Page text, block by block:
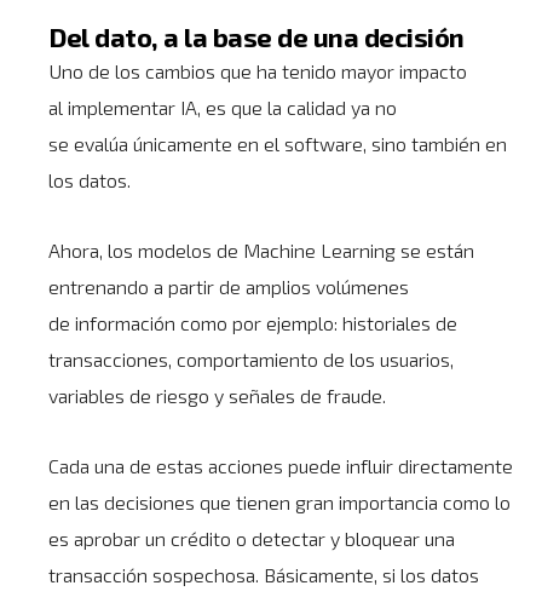
Del dato, a la base de una decisión
Uno de los cambios que ha tenido mayor impacto
al implementar IA, es que la calidad ya no
se evalúa únicamente en el software, sino también en
los datos.
Ahora, los modelos de Machine Learning se están
entrenando a partir de amplios volúmenes
de información como por ejemplo: historiales de
transacciones, comportamiento de los usuarios,
variables de riesgo y señales de fraude.
Cada una de estas acciones puede influir directamente
en las decisiones que tienen gran importancia como lo
es aprobar un crédito o detectar y bloquear una
transacción sospechosa. Básicamente, si los datos